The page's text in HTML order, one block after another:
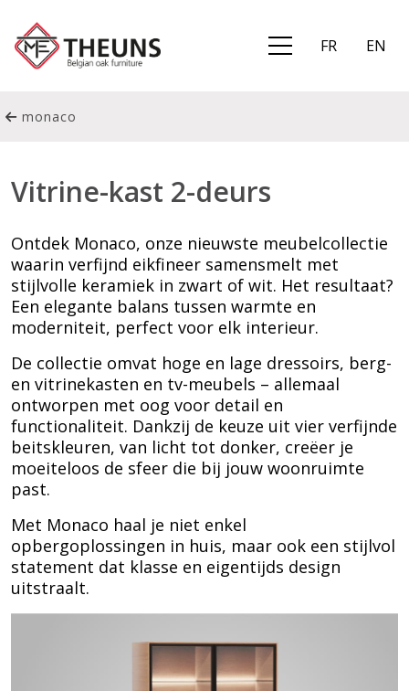
FR EN
monaco
Vitrine-kast 2-deurs
Ontdek Monaco, onze nieuwste meubelcollectie
waarin verfijnd eikfineer samensmelt met
stijlvolle keramiek in zwart of wit. Het resultaat?
Een elegante balans tussen warmte en
moderniteit, perfect voor elk interieur.
De collectie omvat hoge en lage dressoirs, berg-
en vitrinekasten en tv-meubels – allemaal
ontworpen met oog voor detail en
functionaliteit. Dankzij de keuze uit vier verfijnde
beitskleuren, van licht tot donker, creëer je
moeiteloos de sfeer die bij jouw woonruimte
past.
Met Monaco haal je niet enkel
opbergoplossingen in huis, maar ook een stijlvol
statement dat klasse en eigentijds design
uitstraalt.